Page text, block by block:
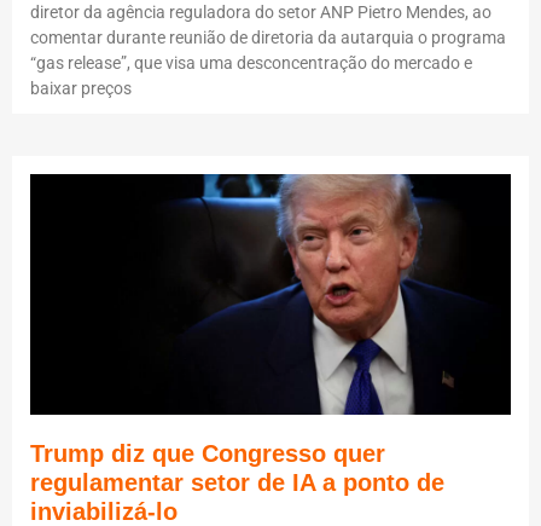
diretor da agência reguladora do setor ANP Pietro Mendes, ao
comentar durante reunião de diretoria da autarquia o programa
“gas release”, que visa uma desconcentração do mercado e
baixar preços
Trump diz que Congresso quer
regulamentar setor de IA a ponto de
inviabilizá-lo